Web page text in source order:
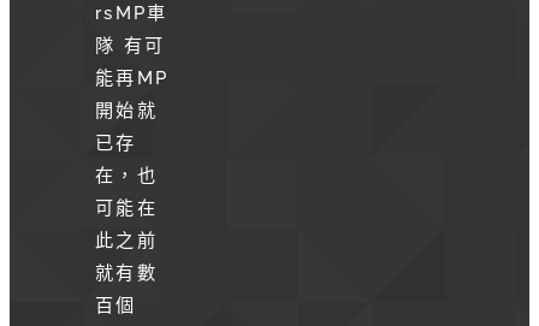
rsMP車
隊 有可
能再MP
開始就
已存
在，也
可能在
此之前
就有數
百個